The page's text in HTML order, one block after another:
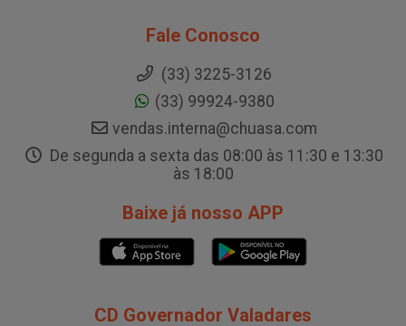
Fale Conosco
(33) 3225-3126
(33) 99924-9380
vendas.interna@chuasa.com
De segunda a sexta das 08:00 às 11:30 e 13:30
às 18:00
Baixe já nosso APP
CD Governador Valadares